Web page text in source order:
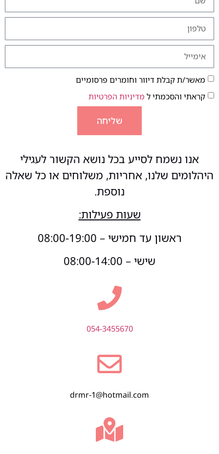
מאשר/ת קבלת דיוור וחומרים פרסומיים
קראתי והסכמתי ל מדיניות הפרטיות
שליחה
אנו נשמח לסייע בכל נושא הקשור לעגילי
היהלומים שלנו, אחריות, משלוחים או כל שאלה
נוספת.
שעות פעילות:
ראשון עד חמישי – 08:00-19:00
שישי – 08:00-14:00
054-3455670
drmr-1@hotmail.com